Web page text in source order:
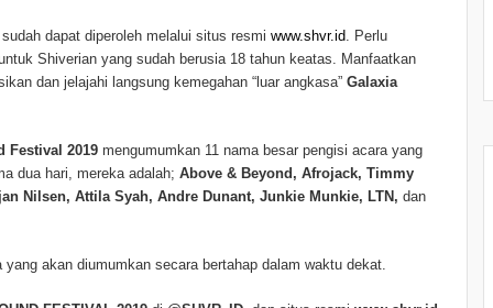
dapat diperoleh melalui situs resmi www.shvr.id. Perlu
Shiverian yang sudah berusia 18 tahun keatas. Manfaatkan
dan jelajahi langsung kemegahan “luar angkasa” Galaxia
Festival 2019 mengumumkan 11 nama besar pengisi acara yang
dua hari, mereka adalah; Above & Beyond, Afrojack, Timmy
Nilsen, Attila Syah, Andre Dunant, Junkie Munkie, LTN, dan
akan diumumkan secara bertahap dalam waktu dekat.